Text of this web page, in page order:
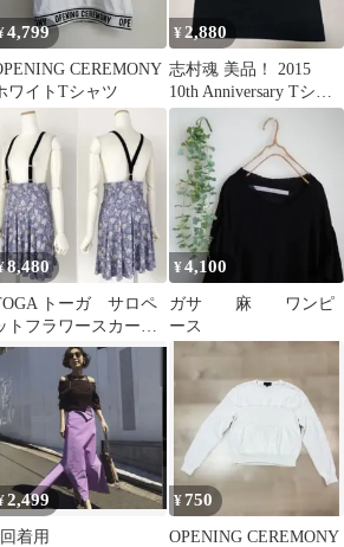
4,799
CEREMONY
ワイトTシャツ
¥2,880
志村魂 美品！ 2015
10th Anniversary Tシャ
ツ サイズL
8,480
トーガ サロペ
トフラワースカート
柄 フレアスカー
ト オンワード
¥4,100
ガサ 麻 ワンピ
ース
2,499
着用
¥750
OPENING CEREMONY